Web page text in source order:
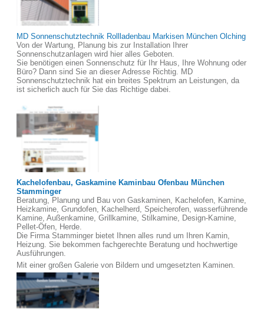
MD Sonnenschutztechnik Rollladenbau Markisen München Olching
Von der Wartung, Planung bis zur Installation Ihrer
Sonnenschutzanlagen wird hier alles Geboten.
Sie benötigen einen Sonnenschutz für Ihr Haus, Ihre Wohnung oder
Büro? Dann sind Sie an dieser Adresse Richtig. MD
Sonnenschutztechnik hat ein breites Spektrum an Leistungen, da
ist sicherlich auch für Sie das Richtige dabei.
Kachelofenbau, Gaskamine Kaminbau Ofenbau München
Stamminger
Beratung, Planung und Bau von Gaskaminen, Kachelofen, Kamine,
Heizkamine, Grundofen, Kachelherd, Speicherofen, wasserführende
Kamine, Außenkamine, Grillkamine, Stilkamine, Design-Kamine,
Pellet-Öfen, Herde.
Die Firma Stamminger bietet Ihnen alles rund um Ihren Kamin,
Heizung. Sie bekommen fachgerechte Beratung und hochwertige
Ausführungen.
Mit einer großen Galerie von Bildern und umgesetzten Kaminen.